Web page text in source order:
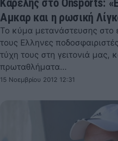
Καρέλης στο Onsports:
Αμκαρ και η ρωσική
Το κύμα μετανάστευσης στο
τους Ελληνες
τύχη τους στη γειτονιά μας,
πρωταθλήματα…
15 Νοεμβρίου 2012 12:31